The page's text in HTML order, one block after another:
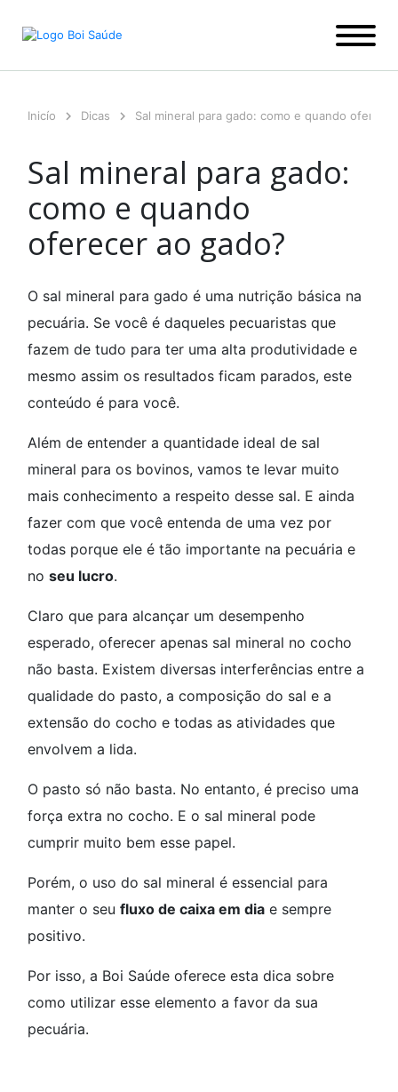
para
Inicío Dicas Sal mineral para gado: como e quando
Sal mineral para gado:
como e quando
oferecer ao gado?
O sal mineral para gado é uma nutrição básica na
pecuária. Se você é daqueles pecuaristas que
fazem de tudo para ter uma alta produtividade e
mesmo assim os resultados ficam parados, este
conteúdo é para você.
Além de entender a quantidade ideal de sal
mineral para os bovinos, vamos te levar muito
mais conhecimento a respeito desse sal. E ainda
fazer com que você entenda de uma vez por
todas porque ele é tão importante na pecuária e
no seu lucro.
Claro que para alcançar um desempenho
esperado, oferecer apenas sal mineral no cocho
não basta. Existem diversas interferências entre a
qualidade do pasto, a composição do sal e a
extensão do cocho e todas as atividades que
envolvem a lida.
O pasto só não basta. No entanto, é preciso uma
força extra no cocho. E o sal mineral pode
cumprir muito bem esse papel.
Porém, o uso do sal mineral é essencial para
manter o seu fluxo de caixa em dia e sempre
positivo.
Por isso, a Boi Saúde oferece esta dica sobre
como utilizar esse elemento a favor da sua
pecuária.